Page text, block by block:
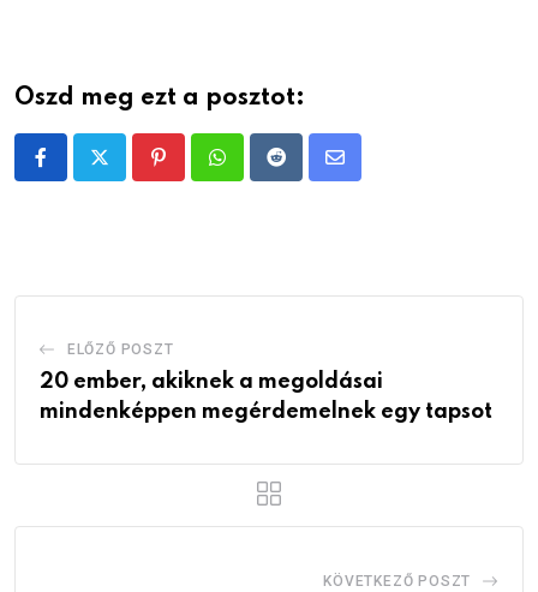
Oszd meg ezt a posztot:
PinterestWhatsappRedditShare
ELŐZŐ POSZT
20 ember, akiknek a megoldásai
mindenképpen megérdemelnek egy tapsot
KÖVETKEZŐ POSZT